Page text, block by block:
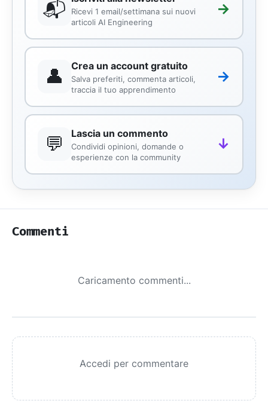
📬
Ricevi 1 email/settimana sui nuovi
articoli AI Engineering
→
👤 Crea un account gratuito
Salva preferiti, commenta articoli,
traccia il tuo apprendimento
→
💬 Lascia un commento
Condividi opinioni, domande o
esperienze con la community
↓
Commenti
Caricamento commenti...
Accedi per commentare